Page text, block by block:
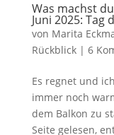
Was machst
Juni 2025: Tag
von Marita
Rückblick| 6
Es regnet und
immer noch
dem Balkon zu
Seite gelesen,